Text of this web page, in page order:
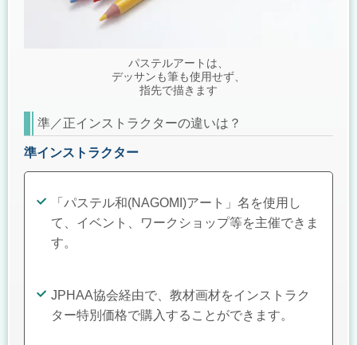
パステルアートは、
デッサンも筆も使用せず、
指先で描きます
準／正インストラクターの違いは？
準インストラクター
「パステル和(NAGOMI)アート」名を使用し
て、イベント、ワークショップ等を主催できま
す。
JPHAA協会経由で、教材画材をインストラク
ター特別価格で購入することができます。